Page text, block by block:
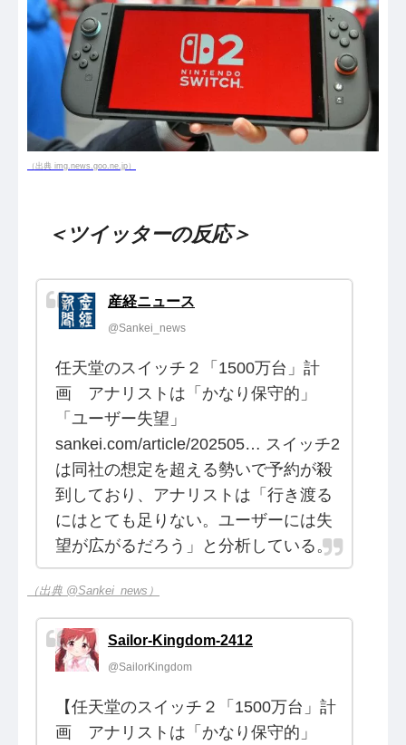
（出典 img.news.goo.ne.jp）
＜ツイッターの反応＞
産経ニュース
@Sankei_news
任天堂のスイッチ２「1500万台」計
画 アナリストは「かなり保守的」
「ユーザー失望」
sankei.com/article/202505… スイッチ2
は同社の想定を超える勢いで予約が殺
到しており、アナリストは「行き渡る
にはとても足りない。ユーザーには失
望が広がるだろう」と分析している。
（出典 @Sankei_news）
Sailor-Kingdom-2412
@SailorKingdom
【任天堂のスイッチ２「1500万台」計
画 アナリストは「かなり保守的」